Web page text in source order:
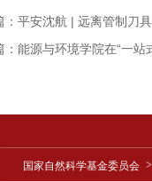
：平安沈航 | 远离管制刀
：能源与环境学院在“一站
国家自然科学基金委员会